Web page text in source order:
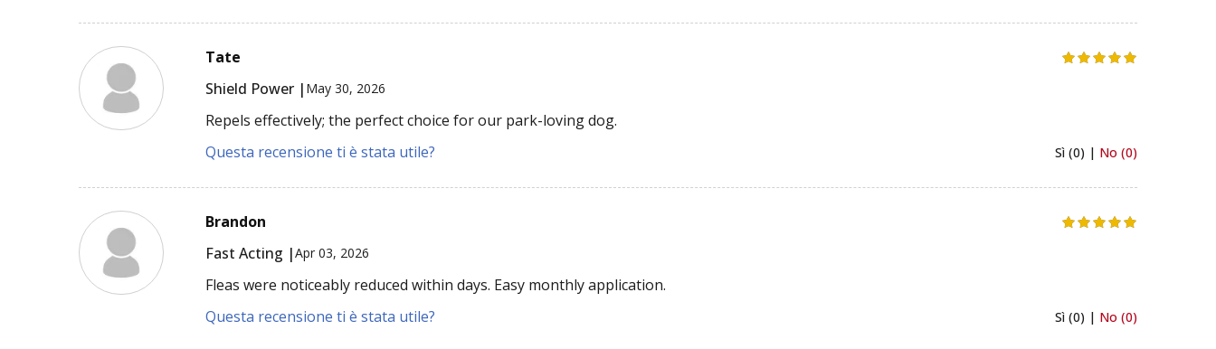
Tate
Shield Power | May 30, 2026
Repels effectively; the perfect choice for our park-loving dog.
Questa recensione ti è stata utile?
Sì (0) | No (0)
Brandon
Fast Acting |Apr 03, 2026
Fleas were noticeably reduced within days. Easy monthly application.
Questa recensione ti è stata utile?
Sì (0) | No (0)